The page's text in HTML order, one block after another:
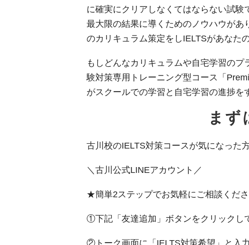
に確実にクリアしなくてはならない試
最大限の結果に導くためのノウハウが
のカリキュラム策定をしIELTSがあなた
もしどんなカリキュラムや自宅学習の
験対策専用トレーニング型コース「
がスクールでの学習と自宅学習の進捗を
まず
古川校のIELTS対策コースが気になった
＼古川公式LINEアカウント／
★簡単2ステップでお気軽にご相談くだ
①下記「友達追加」ボタンをクリックし
②トーク画面に「IELTS対策希望」と入